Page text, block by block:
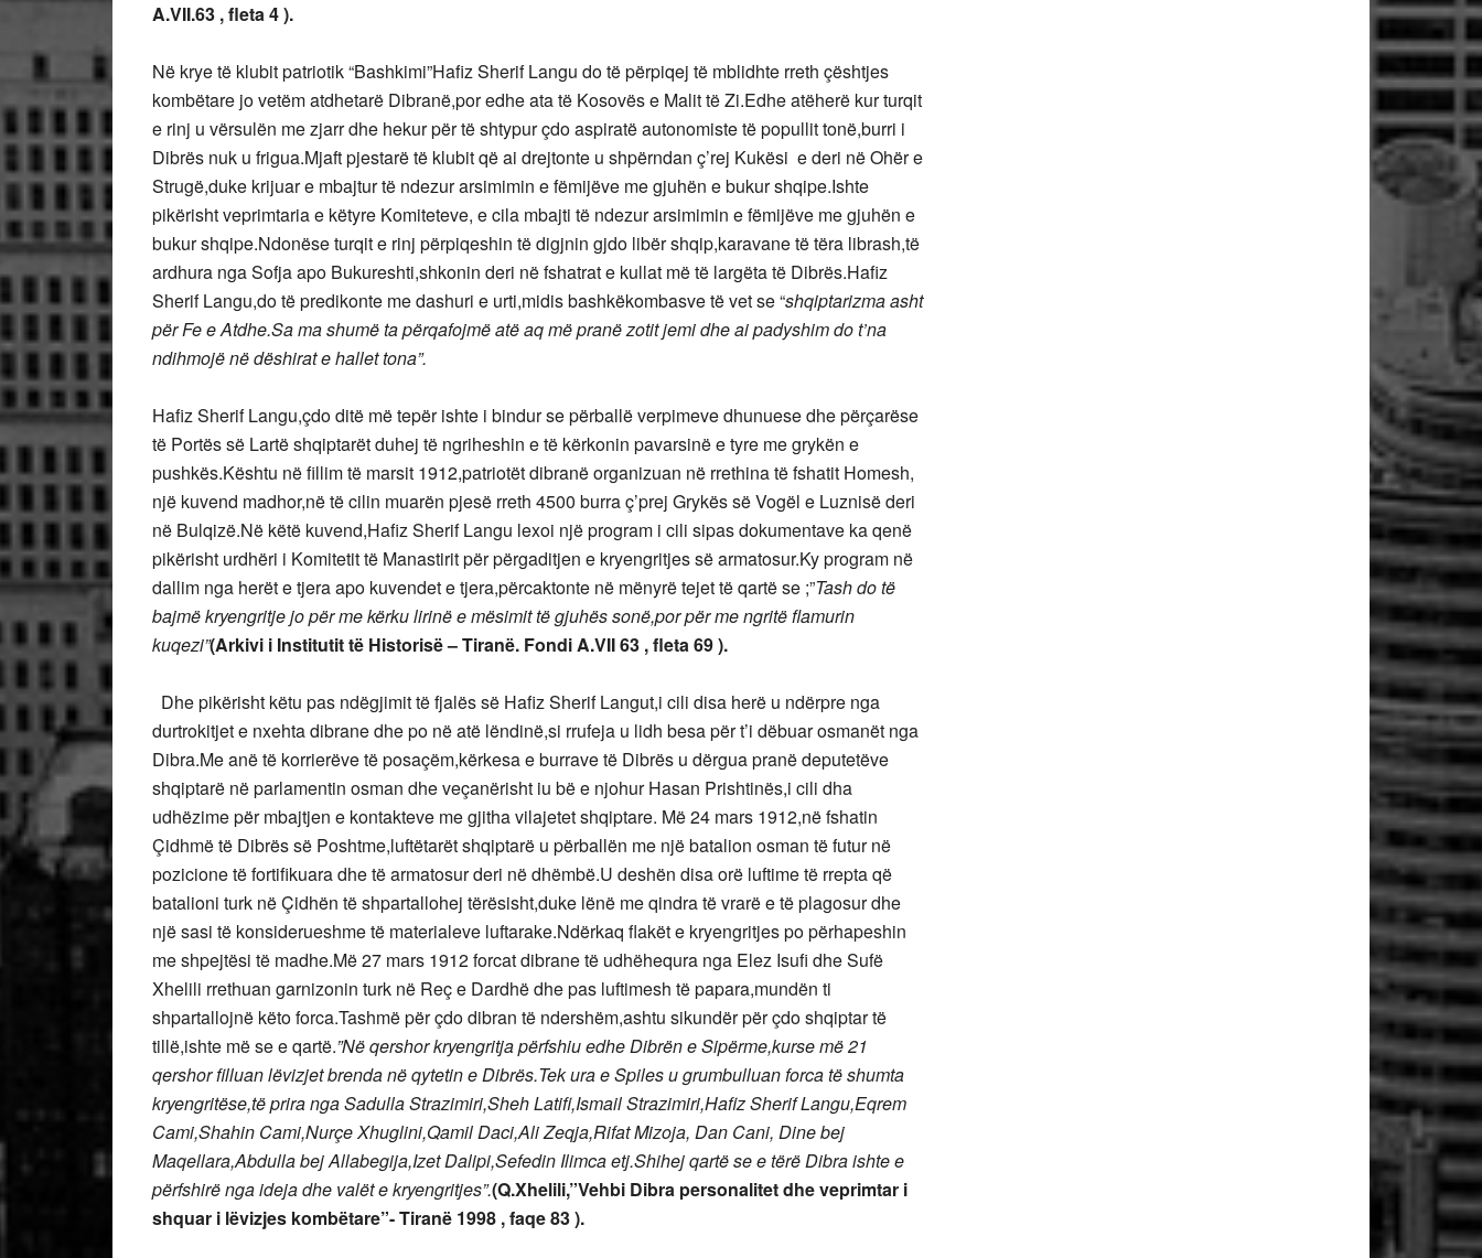
A.VII.63 , fleta 4 ).
Në krye të klubit patriotik “Bashkimi”Hafiz Sherif Langu do të përpiqej të mblidhte rreth çështjes
kombëtare jo vetëm atdhetarë Dibranë,por edhe ata të Kosovës e Malit të Zi.Edhe atëherë kur turqit
e rinj u vërsulën me zjarr dhe hekur për të shtypur çdo aspiratë autonomiste të popullit tonë,burri i
Dibrës nuk u frigua.Mjaft pjestarë të klubit që ai drejtonte u shpërndan ç’rej Kukësi e deri në Ohër e
Strugë,duke krijuar e mbajtur të ndezur arsimimin e fëmijëve me gjuhën e bukur shqipe.Ishte
pikërisht veprimtaria e këtyre Komiteteve, e cila mbajti të ndezur arsimimin e fëmijëve me gjuhën e
bukur shqipe.Ndonëse turqit e rinj përpiqeshin të digjnin gjdo libër shqip,karavane të tëra librash,të
ardhura nga Sofja apo Bukureshti,shkonin deri në fshatrat e kullat më të largëta të Dibrës.Hafiz
Sherif Langu,do të predikonte me dashuri e urti,midis bashkëkombasve të vet se “shqiptarizma asht
për Fe e Atdhe.Sa ma shumë ta përqafojmë atë aq më pranë zotit jemi dhe ai padyshim do t’na
ndihmojë në dëshirat e hallet tona”.
Hafiz Sherif Langu,çdo ditë më tepër ishte i bindur se përballë verpimeve dhunuese dhe përçarëse
të Portës së Lartë shqiptarët duhej të ngriheshin e të kërkonin pavarsinë e tyre me grykën e
pushkës.Kështu në fillim të marsit 1912,patriotët dibranë organizuan në rrethina të fshatit Homesh,
një kuvend madhor,në të cilin muarën pjesë rreth 4500 burra ç’prej Grykës së Vogël e Luznisë deri
në Bulqizë.Në këtë kuvend,Hafiz Sherif Langu lexoi një program i cili sipas dokumentave ka qenë
pikërisht urdhëri i Komitetit të Manastirit për përgaditjen e kryengritjes së armatosur.Ky program në
dallim nga herët e tjera apo kuvendet e tjera,përcaktonte në mënyrë tejet të qartë se ;”Tash do të
bajmë kryengritje jo për me kërku lirinë e mësimit të gjuhës sonë,por për me ngritë flamurin
kuqezi”(Arkivi i Institutit të Historisë – Tiranë. Fondi A.VII 63 , fleta 69 ).
Dhe pikërisht këtu pas ndëgjimit të fjalës së Hafiz Sherif Langut,i cili disa herë u ndërpre nga
durtrokitjet e nxehta dibrane dhe po në atë lëndinë,si rrufeja u lidh besa për t’i dëbuar osmanët nga
Dibra.Me anë të korrierëve të posaçëm,kërkesa e burrave të Dibrës u dërgua pranë deputetëve
shqiptarë në parlamentin osman dhe veçanërisht iu bë e njohur Hasan Prishtinës,i cili dha
udhëzime për mbajtjen e kontakteve me gjitha vilajetet shqiptare. Më 24 mars 1912,në fshatin
Çidhmë të Dibrës së Poshtme,luftëtarët shqiptarë u përballën me një batalion osman të futur në
pozicione të fortifikuara dhe të armatosur deri në dhëmbë.U deshën disa orë luftime të rrepta që
batalioni turk në Çidhën të shpartallohej tërësisht,duke lënë me qindra të vrarë e të plagosur dhe
një sasi të konsiderueshme të materialeve luftarake.Ndërkaq flakët e kryengritjes po përhapeshin
me shpejtësi të madhe.Më 27 mars 1912 forcat dibrane të udhëhequra nga Elez Isufi dhe Sufë
Xhelili rrethuan garnizonin turk në Reç e Dardhë dhe pas luftimesh të papara,mundën ti
shpartallojnë këto forca.Tashmë për çdo dibran të ndershëm,ashtu sikundër për çdo shqiptar të
tillë,ishte më se e qartë.”Në qershor kryengritja përfshiu edhe Dibrën e Sipërme,kurse më 21
qershor filluan lëvizjet brenda në qytetin e Dibrës.Tek ura e Spiles u grumbulluan forca të shumta
kryengritëse,të prira nga Sadulla Strazimiri,Sheh Latifi,Ismail Strazimiri,Hafiz Sherif Langu,Eqrem
Cami,Shahin Cami,Nurçe Xhuglini,Qamil Daci,Ali Zeqja,Rifat Mizoja, Dan Cani, Dine bej
Maqellara,Abdulla bej Allabegija,Izet Dalipi,Sefedin Ilimca etj.Shihej qartë se e tërë Dibra ishte e
përfshirë nga ideja dhe valët e kryengritjes”.(Q.Xhelili,”Vehbi Dibra personalitet dhe veprimtar i
shquar i lëvizjes kombëtare”- Tiranë 1998 , faqe 83 ).